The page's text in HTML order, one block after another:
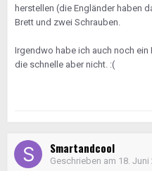
herstellen (die Engländer haben
Brett und zwei Schrauben.
Irgendwo habe ich auch noch
die schnelle aber nicht. :(
Smartandcool
Geschrieben am 18. Juni